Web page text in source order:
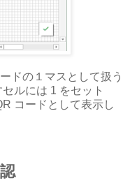
ドの１マスとして扱う
ルには 1 をセット
コードとして表示し